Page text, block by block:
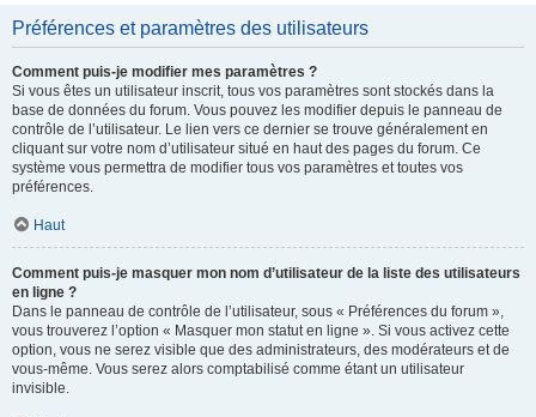
Préférences et paramètres des utilisateurs
Comment puis-je modifier mes paramètres ?
Si vous êtes un utilisateur inscrit, tous vos paramètres sont stockés dans la
base de données du forum. Vous pouvez les modifier depuis le panneau de
contrôle de l’utilisateur. Le lien vers ce dernier se trouve généralement en
cliquant sur votre nom d’utilisateur situé en haut des pages du forum. Ce
système vous permettra de modifier tous vos paramètres et toutes vos
préférences.
Haut
Comment puis-je masquer mon nom d’utilisateur de la liste des utilisateurs
en ligne ?
Dans le panneau de contrôle de l’utilisateur, sous « Préférences du forum »,
vous trouverez l’option « Masquer mon statut en ligne ». Si vous activez cette
option, vous ne serez visible que des administrateurs, des modérateurs et de
vous-même. Vous serez alors comptabilisé comme étant un utilisateur
invisible.